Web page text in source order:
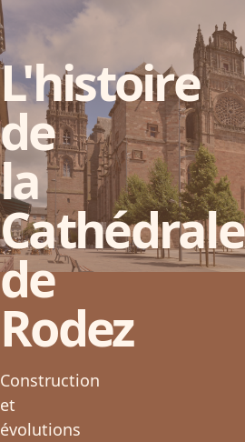
L'histoire
de
la
Cathédrale
de
Rodez
Construction
et
évolutions